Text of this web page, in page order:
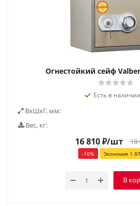
Огнестойкий сейф
Есть в наличии
ВxШxГ, мм:
Вес, кг:
16 810₽/шт 18
-10% Экономия 1
В